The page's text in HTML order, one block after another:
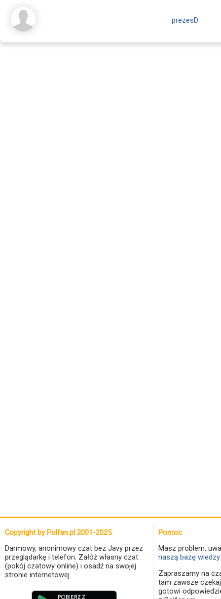
prezesD
Copyright by Polfan.pl 2001-2025
Darmowy, anonimowy czat bez Javy przez
przeglądarkę i telefon. Załóż własny czat
(pokój czatowy online) i osadź na swojej
stronie internetowej.
Pomoc
Masz problem,
naszą bazę
Zapraszamy na
tam zawsze
gotowi